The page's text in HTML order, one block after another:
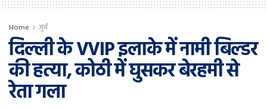
Home जुर्म
दिल्ली के VVIP इलाके में नामी बिल्डर
की हत्या, कोठी में घुसकर बेरहमी से
रेता गला